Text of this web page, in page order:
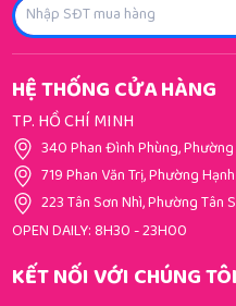
HỆ THỐNG CỬA HÀNG
TP. HỒ CHÍ MINH
340 Phan Đình Phùng, Phường
719 Phan Văn Trị, Phường
223 Tân Sơn Nhì, Phường Tân
OPEN DAILY: 8H30 - 23H00
KẾT NỐI VỚI CHÚNG TÔI